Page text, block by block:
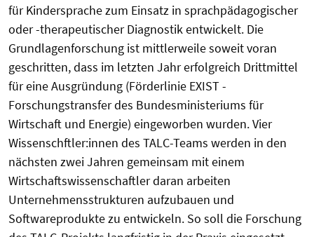
für Kindersprache zum Einsatz in sprachpädagogischer
oder -therapeutischer Diagnostik entwickelt. Die
Grundlagenforschung ist mittlerweile soweit voran
geschritten, dass im letzten Jahr erfolgreich Drittmittel
für eine Ausgründung (Förderlinie EXIST -
Forschungstransfer des Bundesministeriums für
Wirtschaft und Energie) eingeworben wurden. Vier
Wissenschftler:innen des TALC-Teams werden in den
nächsten zwei Jahren gemeinsam mit einem
Wirtschaftswissenschaftler daran arbeiten
Unternehmensstrukturen aufzubauen und
Softwareprodukte zu entwickeln. So soll die Forschung